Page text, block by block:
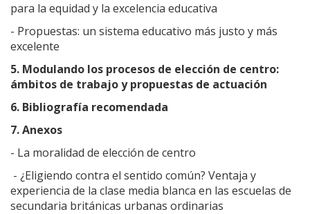
para la equidad y la excelencia educativa
- Propuestas: un sistema educativo más justo y más
excelente
5. Modulando los procesos de elección de centro:
ámbitos de trabajo y propuestas de actuación
6. Bibliografía recomendada
7. Anexos
- La moralidad de elección de centro
- ¿Eligiendo contra el sentido común? Ventaja y
experiencia de la clase media blanca en las escuelas de
secundaria británicas urbanas ordinarias